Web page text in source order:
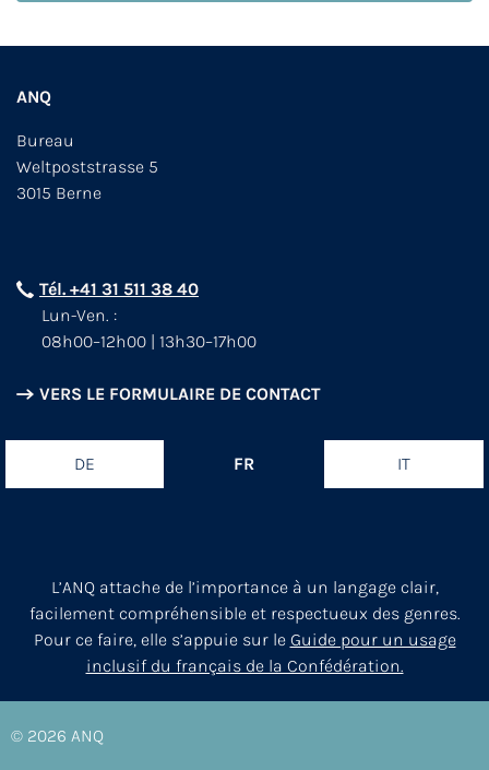
ANQ
Bureau
Weltpoststrasse 5
3015 Berne
Tél. +41 31 511 38 40
Lun-Ven. :
08h00–12h00 | 13h30–17h00
VERS LE FORMULAIRE DE CONTACT
DE FR IT
L’ANQ attache de l’importance à un langage clair,
facilement compréhensible et respectueux des genres.
Pour ce faire, elle s’appuie sur le Guide pour un usage
inclusif du français de la Confédération.
© 2026 ANQ